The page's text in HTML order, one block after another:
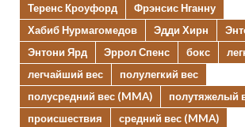
Теренс Кроуфорд
Фрэнсис Нганну
Хабиб Нурмагомедов
Эдди Хирн
Энтони Ярд
Эррол Спенс бокс
легчайший вес
полулегкий вес
полусредний вес (MMA)
полутяжелый
происшествия
средний вес (MMA)